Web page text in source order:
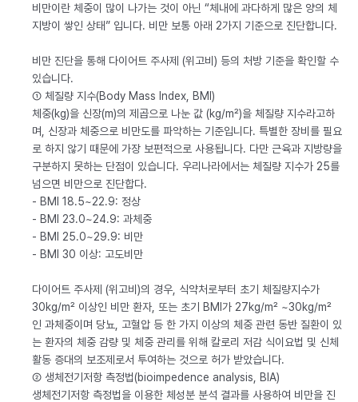
비만이란 체중이 많이 나가는 것이 아닌 “체내에 과다하게 많은 양의 체
지방이 쌓인 상태” 입니다. 비만 보통 아래 2가지 기준으로 진단합니다.
비만 진단을 통해 다이어트 주사제 (위고비) 등의 처방 기준을 확인할 수
있습니다.
① 체질량 지수(Body Mass Index, BMI)
체중(kg)을 신장(m)의 제곱으로 나눈 값 (kg/m²)을 체질량 지수라고하
며, 신장과 체중으로 비만도를 파악하는 기준입니다. 특별한 장비를 필요
로 하지 않기 때문에 가장 보편적으로 사용됩니다. 다만 근육과 지방량을
구분하지 못하는 단점이 있습니다. 우리나라에서는 체질량 지수가 25를
넘으면 비만으로 진단합다.
- BMI 18.5~22.9: 정상
- BMI 23.0~24.9: 과체중
- BMI 25.0~29.9: 비만
- BMI 30 이상: 고도비만
다이어트 주사제 (위고비)의 경우, 식약처로부터 초기 체질량지수가
30kg/m² 이상인 비만 환자, 또는 초기 BMI가 27kg/m² ~30kg/m²
인 과체중이며 당뇨, 고혈압 등 한 가지 이상의 체중 관련 동반 질환이 있
는 환자의 체중 감량 및 체중 관리를 위해 칼로리 저감 식이요법 및 신체
활동 증대의 보조제로서 투여하는 것으로 허가 받았습니다.
② 생체전기저항 측정법(bioimpedence analysis, BIA)
생체전기저항 측정법을 이용한 체성분 분석 결과를 사용하여 비만을 진